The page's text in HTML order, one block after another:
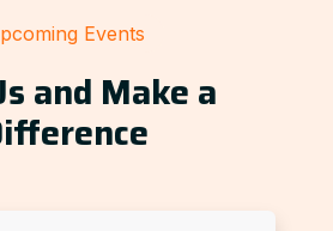
Events
and Make a